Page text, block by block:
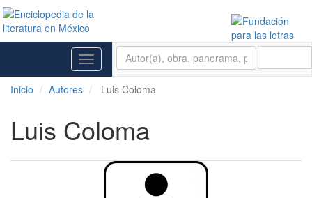
Toggle
navigation
Inicio
Autores Luis Coloma
Luis Coloma